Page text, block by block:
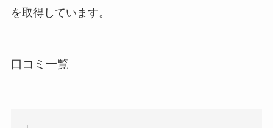
を取得しています。
口コミ一覧